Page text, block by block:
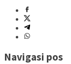
Navigasi pos